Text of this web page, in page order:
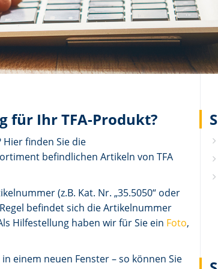
für Ihr TFA-Produkt?
Hier finden Sie die
befindlichen Artikeln von TFA
(z.B. Kat. Nr. „35.5050“ oder
befindet sich die Artikelnummer
Hilfestellung haben wir für Sie ein Foto,
einem neuen Fenster – so können Sie